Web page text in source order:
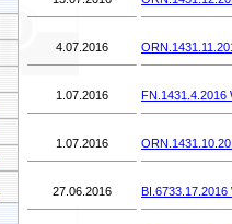
4.07.2016
1.07.2016 FN.1431.4.2016
1.07.2016
27.06.2016